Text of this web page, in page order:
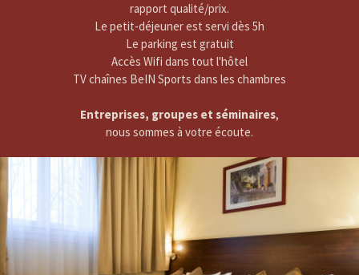
rapport qualité/prix.
Le petit-déjeuner est servi dès 5h
Le parking est gratuit
Accès Wifi dans tout l'hôtel
TV chaînes BeIN Sports dans les chambres
Entreprises, groupes et séminaires,
nous sommes à votre écoute.